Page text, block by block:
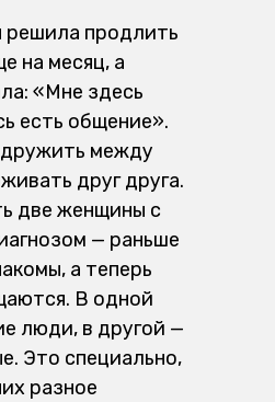
решила продлить
на месяц, а
«Мне здесь
есть общение».
между
друг друга.
две женщины с
— раньше
а теперь
В одной
люди, в другой —
Это специально,
разное